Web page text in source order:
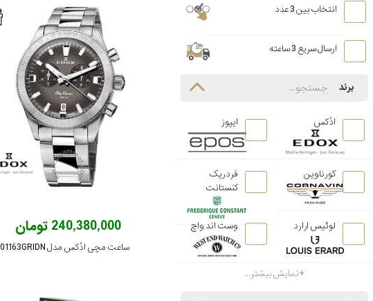
240,380,000 تومان
ساعت مچی ادُکس مدل 101163GRIDN
انتخاب بین 3 عدد
ارسال سریع 3 ساعته
برند
ادُکس ایپوز
کورناوین
فردریک
کنستانت
لوئیس ارارد وست اند واچ
نمایش بیشتر...